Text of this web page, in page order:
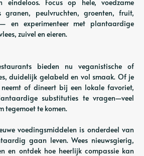
eindeloos. Focus op hele, voedzame
granen, peulvruchten, groenten, fruit,
en experimenteer met plantaardige
zuivel en eieren.
bieden nu veganistische of
duidelijk gelabeld en vol smaak. Of je
of dineert bij een lokale favoriet,
substituties te vragen—veel
tegemoet te komen.
voedingsmiddelen is onderdeel van
gaan leven. Wees nieuwsgierig,
en ontdek hoe heerlijk compassie kan